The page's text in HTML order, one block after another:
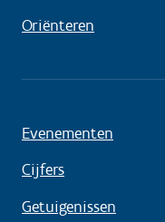
Oriënteren
Evenementen
Cijfers
Getuigenissen